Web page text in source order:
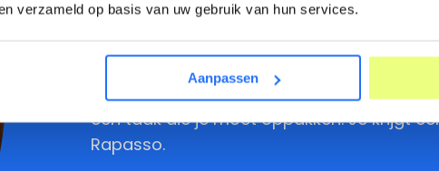
verzameld op basis van uw gebruik van hun services.
Aanpassen
Notificaties
Met de mobiele app ontvangen jij en
wanneer er iets gebeurt. Of het nu gaat
een taak die je moet oppakken. Je krijgt
Rapasso.